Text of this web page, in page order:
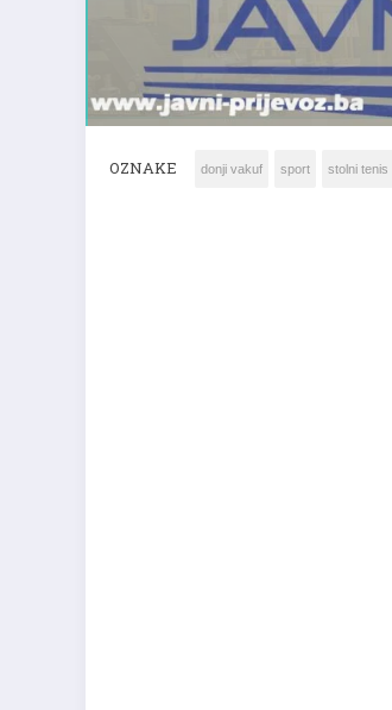
OZNAKE donji vakuf stolni tenis